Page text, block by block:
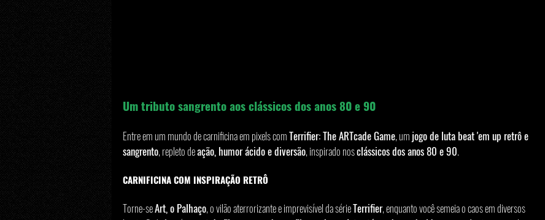
Um tributo sangrento aos clássicos dos anos 80 e 90
Entre em um mundo de carnificina em pixels com Terrifier: The ARTcade Game, um jogo de luta beat 'em up retrô e
sangrento, repleto de ação, humor ácido e diversão, inspirado nos clássicos dos anos 80 e 90.
CARNIFICINA COM INSPIRAÇÃO RETRÔ
Torne-se Art, o Palhaço, o vilão aterrorizante e imprevisível da série Terrifier, enquanto você semeia o caos em diversos